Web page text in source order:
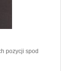
pozycji spod